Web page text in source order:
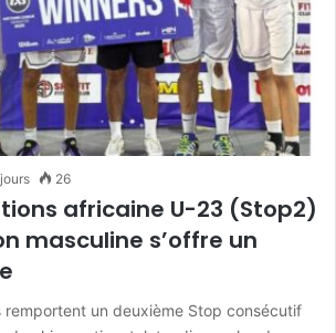
26
africaine U-23 (Stop2)
masculine s’offre un
remportent un deuxième Stop consécutif